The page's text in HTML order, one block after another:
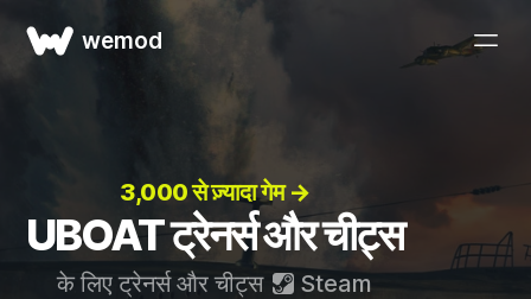
wemod
3,000 से ज़्यादा गेम →
UBOAT ट्रेनर्स और चीट्स
के लिए ट्रेनर्स और चीट्स Steam